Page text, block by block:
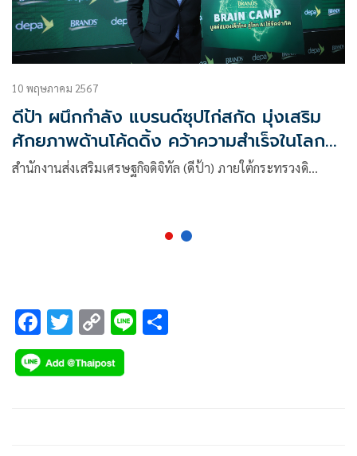
10 พฤษภาคม 2567
ดีป้า ผนึกกำลัง แบรนด์ซุปไก่สกัด มุ่งเสริม
ศักยภาพด้านโค้ดดิ้ง คว้าความสำเร็จในโลก
ดิจิทัล
สำนักงานส่งเสริมเศรษฐกิจดิจิทัล (ดีป้า) ภายใต้กระทรวงดิ…
F
ac
e
T
wi
tt
C
o
p
Li